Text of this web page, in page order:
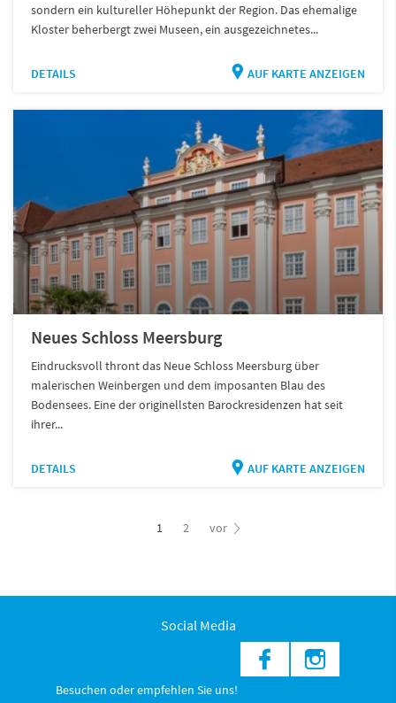
sondern ein kultureller Höhepunkt der Region. Das ehemalige
Kloster beherbergt zwei Museen, ein ausgezeichnetes...
DETAILS AUF KARTE ANZEIGEN
Neues Schloss Meersburg
Eindrucksvoll thront das Neue Schloss Meersburg über
malerischen Weinbergen und dem imposanten Blau des
Bodensees. Eine der originellsten Barockresidenzen hat seit
ihrer...
DETAILS AUF KARTE ANZEIGEN
1 2 vor
Social Media
Besuchen oder empfehlen Sie uns!